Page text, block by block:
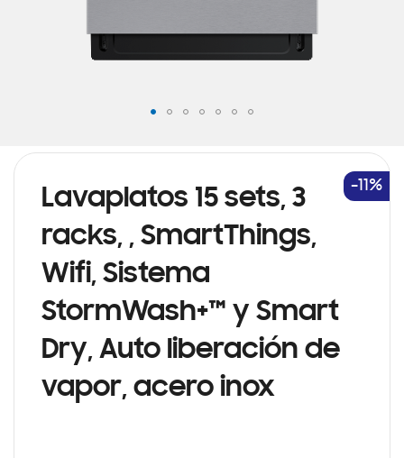
Lavaplatos 15 sets, 3
racks, , SmartThings,
Wifi, Sistema
StormWash+™ y Smart
Dry, Auto liberación de
vapor, acero inox
-11%
comienzo
galería
imágenes